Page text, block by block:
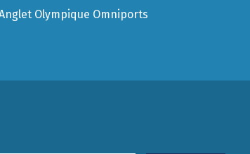
Olympique Omniports